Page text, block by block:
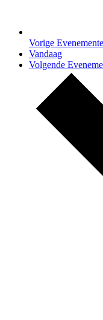
Vorige
Vandaag
Volgende